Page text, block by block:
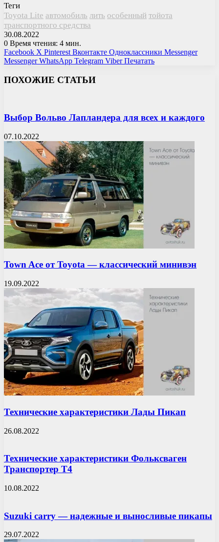
Теги
Toyota Lite автомобиль лить особенный тойота
транспортного средства
30.08.2022
0 Время чтения: 4 мин.
Facebook X Pinterest Вконтакте Одноклассники Messenger
Messenger WhatsApp Telegram Viber Печатать
ПОХОЖИЕ СТАТЬИ
Выбор Вольво Лапландера для всех и каждого
07.10.2022
Town Ace от Toyota — классический минивэн
19.09.2022
Технические характеристики Лады Пикап
26.08.2022
Технические характеристики Фольксваген
Транспортер Т4
10.08.2022
Suzuki carry — надежные и выносливые пикапы
29.07.2022